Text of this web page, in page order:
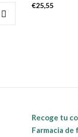
€25,55
Recoge tu
Farmacia de